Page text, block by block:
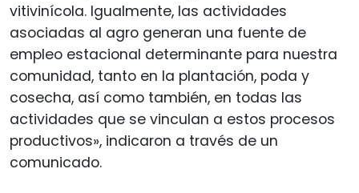
vitivinícola. Igualmente, las actividades
asociadas al agro generan una fuente de
empleo estacional determinante para nuestra
comunidad, tanto en la plantación, poda y
cosecha, así como también, en todas las
actividades que se vinculan a estos procesos
productivos», indicaron a través de un
comunicado.